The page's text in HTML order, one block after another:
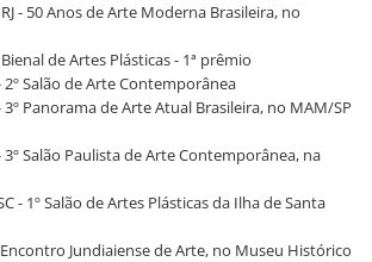
- 50 Anos de Arte Moderna Brasileira, no
Bienal de Artes Plásticas - 1ª prêmio
2º Salão de Arte Contemporânea
3º Panorama de Arte Atual Brasileira, no MAM/SP
3º Salão Paulista de Arte Contemporânea, na
- 1º Salão de Artes Plásticas da Ilha de Santa
Encontro Jundiaiense de Arte, no Museu Histórico